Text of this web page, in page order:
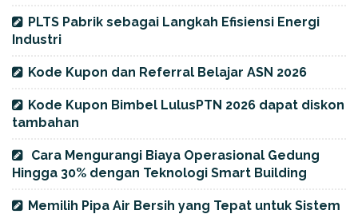
PLTS Pabrik sebagai Langkah Efisiensi Energi
Industri
Kode Kupon dan Referral Belajar ASN 2026
Kode Kupon Bimbel LulusPTN 2026 dapat diskon
tambahan
Cara Mengurangi Biaya Operasional Gedung
Hingga 30% dengan Teknologi Smart Building
Memilih Pipa Air Bersih yang Tepat untuk Sistem